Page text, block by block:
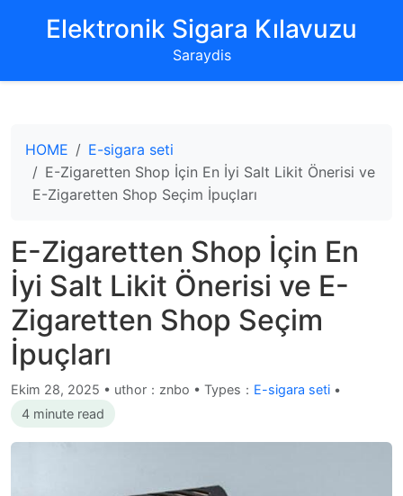
‌Elektronik Sigara Kılavuzu‌
Saraydis
HOME
E-sigara seti
E-Zigaretten Shop İçin En İyi Salt Likit Önerisi ve
E-Zigaretten Shop Seçim İpuçları
E-Zigaretten Shop İçin En
İyi Salt Likit Önerisi ve E-
Zigaretten Shop Seçim
İpuçları
Ekim 28, 2025 • uthor：znbo • Types： E-sigara seti •
4 minute read